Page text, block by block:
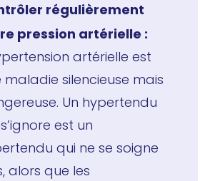
régulièrement
pression artérielle :
artérielle est
maladie silencieuse mais
Un hypertendu
est un
qui ne se soigne
alors que les